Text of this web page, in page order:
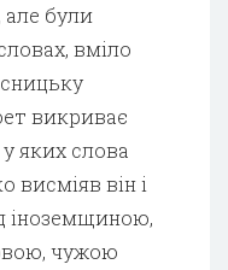
були
вміло
викриває
яких слова
висміяв він і
іноземщиною,
чужою